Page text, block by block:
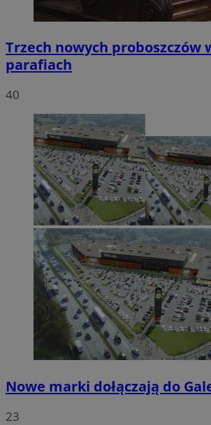
Trzech nowych proboszczów
parafiach
40
Nowe marki dołączają do
23